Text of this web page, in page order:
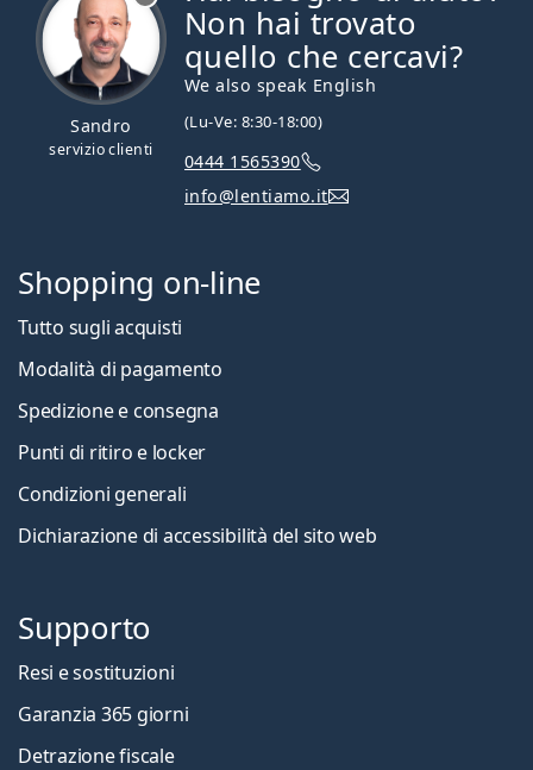
Sandro
servizio clienti
Non hai trovato
quello che cercavi?
We also speak English
(Lu-Ve: 8:30-18:00)
0444 1565390
info@lentiamo.it
Shopping on-line
Tutto sugli acquisti
Modalità di pagamento
Spedizione e consegna
Punti di ritiro e locker
Condizioni generali
Dichiarazione di accessibilità del sito web
Supporto
Resi e sostituzioni
Garanzia 365 giorni
Detrazione fiscale